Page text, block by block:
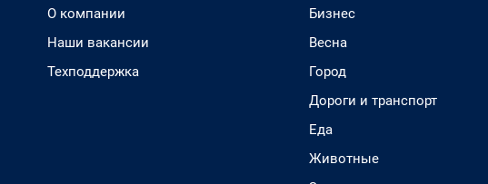
О компании
Наши вакансии
Техподдержка
Бизнес
Весна
Город
Дороги и транспорт
Еда
Животные